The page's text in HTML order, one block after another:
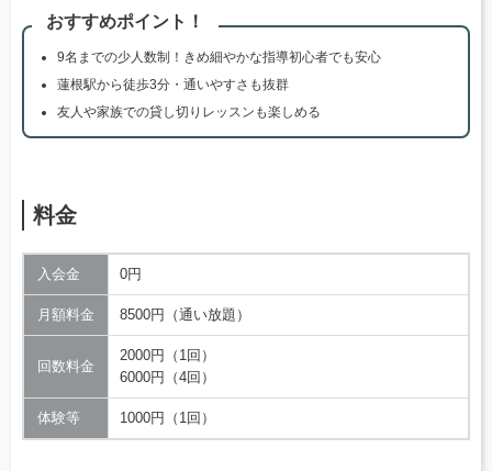
おすすめポイント！
9名までの少人数制！きめ細やかな指導初心者でも安心
蓮根駅から徒歩3分・通いやすさも抜群
友人や家族での貸し切りレッスンも楽しめる
料金
入会金 0円
月額料金 8500円（通い放題）
回数料金
2000円（1回）
6000円（4回）
体験等 1000円（1回）